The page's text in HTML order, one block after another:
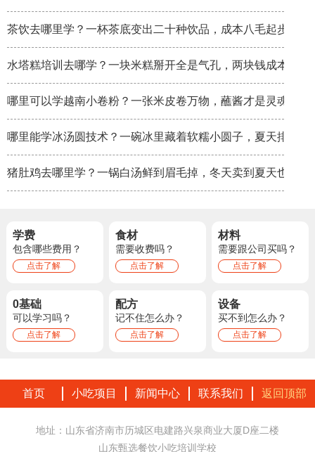
茶饮去哪里学？一杯茶底变出二十种饮品，成本八毛起步
水塔糕培训去哪学？一块米糕掰开全是气孔，两块钱成本卖八
哪里可以学越南小卷粉？一张米皮卷万物，蘸酱才是灵魂
哪里能学冰汤圆技术？一碗冰里藏着软糯小圆子，夏天排队排
猪肚鸡去哪里学？一锅白汤鲜到眉毛掉，冬天卖到夏天也不淡
学费
包含哪些费用？
点击了解
食材
需要收费吗？
点击了解
材料
需要跟公司买吗？
点击了解
0基础
可以学习吗？
点击了解
配方
记不住怎么办？
点击了解
设备
买不到怎么办？
点击了解
首页 小吃项目 新闻中心 联系我们 返回顶部
地址：山东省济南市历城区电建路兴泉商业大厦D座二楼
山东甄选餐饮小吃培训学校